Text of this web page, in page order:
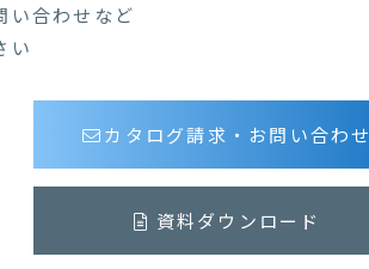
い合わせなど
い
カタログ請求・お問い合わせ
資料ダウンロード